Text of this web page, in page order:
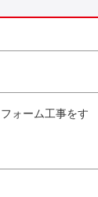
ォーム工事をす